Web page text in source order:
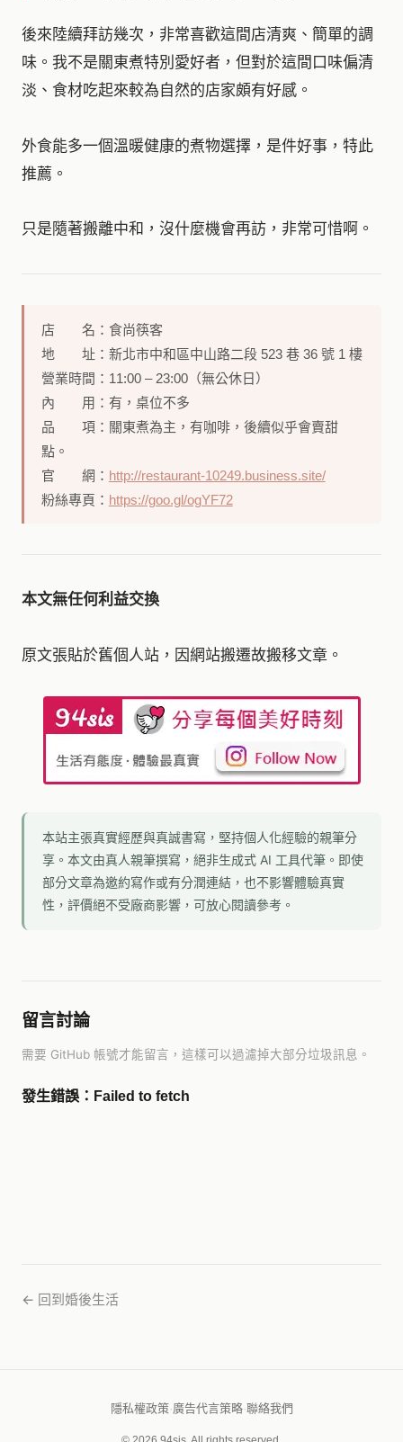
後來陸續拜訪幾次，非常喜歡這間店清爽、簡單的調
味。我不是關東煮特別愛好者，但對於這間口味偏清
淡、食材吃起來較為自然的店家頗有好感。
外食能多一個溫暖健康的煮物選擇，是件好事，特此
推薦。
只是隨著搬離中和，沒什麼機會再訪，非常可惜啊。
店 名：食尚筷客
地 址：新北市中和區中山路二段 523 巷 36 號 1 樓
營業時間：11:00 – 23:00（無公休日）
內 用：有，桌位不多
品 項：關東煮為主，有咖啡，後續似乎會賣甜
點。
官 網： http://restaurant-10249.business.site/
粉絲專頁： https://goo.gl/ogYF72
本文無任何利益交換
原文張貼於舊個人站，因網站搬遷故搬移文章。
本站主張真實經歷與真誠書寫，堅持個人化經驗的親筆分
享。本文由真人親筆撰寫，絕非生成式 AI 工具代筆。即使
部分文章為邀約寫作或有分潤連結，也不影響體驗真實
性，評價絕不受廠商影響，可放心閱讀參考。
留言討論
需要 GitHub 帳號才能留言，這樣可以過濾掉大部分垃圾訊息。
← 回到婚後生活
隱私權政策·廣告代言策略·聯絡我們